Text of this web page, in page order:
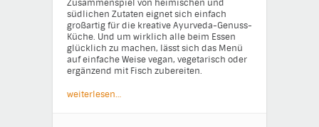
Zusammenspiel von heimischen und
südlichen Zutaten eignet sich einfach
großartig für die kreative Ayurveda-Genuss-
Küche. Und um wirklich alle beim Essen
glücklich zu machen, lässt sich das Menü
auf einfache Weise vegan, vegetarisch oder
ergänzend mit Fisch zubereiten.
weiterlesen…